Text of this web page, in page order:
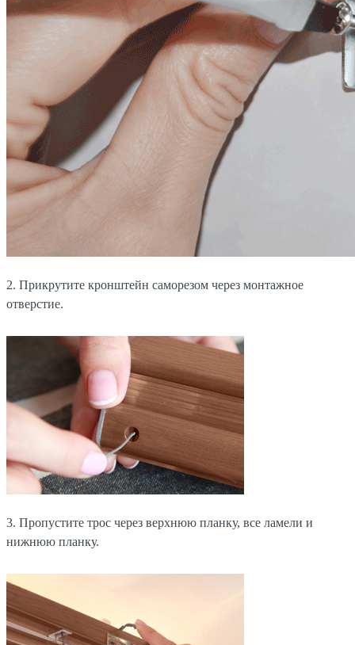
2. Прикрутите кронштейн саморезом через монтажное
отверстие.
3. Пропустите трос через верхнюю планку, все ламели и
нижнюю планку.